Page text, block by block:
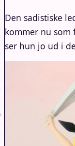
Den sadistiske
kommer nu
ser hun jo ud i